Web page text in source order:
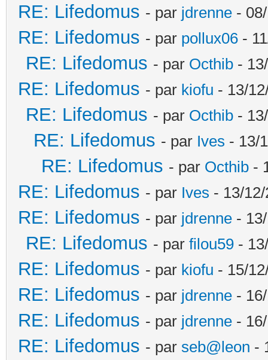
RE: Lifedomus - par jdrenne -
RE: Lifedomus - par pollux06 -
RE: Lifedomus - par Octhib -
RE: Lifedomus - par kiofu - 13/
RE: Lifedomus - par Octhib -
RE: Lifedomus - par Ives - 13/
RE: Lifedomus - par Octhib -
RE: Lifedomus - par Ives - 13/
RE: Lifedomus - par jdrenne -
RE: Lifedomus - par filou59 -
RE: Lifedomus - par kiofu - 15/
RE: Lifedomus - par jdrenne -
RE: Lifedomus - par jdrenne -
RE: Lifedomus - par seb@leon -